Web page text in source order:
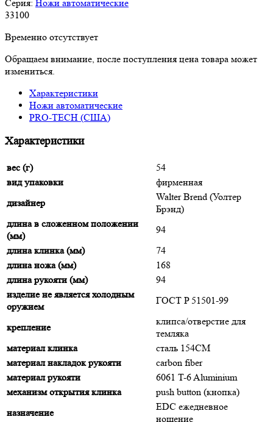
Серия: Ножи автоматические
33100
Временно отсутствует
Обращаем внимание, после поступления цена товара может
измениться.
Характеристики
Ножи автоматические
PRO-TECH (США)
Характеристики
вес (г)
54
вид упаковки
фирменная
дизайнер
Walter Brend (Уолтер
Брэнд)
длина в сложенном положении
(мм)
94
длина клинка (мм)
74
длина ножа (мм)
168
длина рукояти (мм)
94
изделие не является холодным
оружием
ГОСТ P 51501-99
крепление
клипса/отверстие для
темляка
материал клинка
сталь 154CM
материал накладок рукояти
carbon fiber
материал рукояти
6061 T-6 Aluminium
механизм открытия клинка
push button (кнопка)
назначение
EDC ежедневное
ношение